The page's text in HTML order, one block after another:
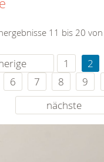
11 bis 20 von
1 2
6
7 8 9
nächste